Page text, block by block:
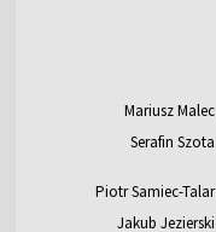
Mariusz Malec
Serafin Szota
Piotr Samiec-Talar
Jakub Jezierski